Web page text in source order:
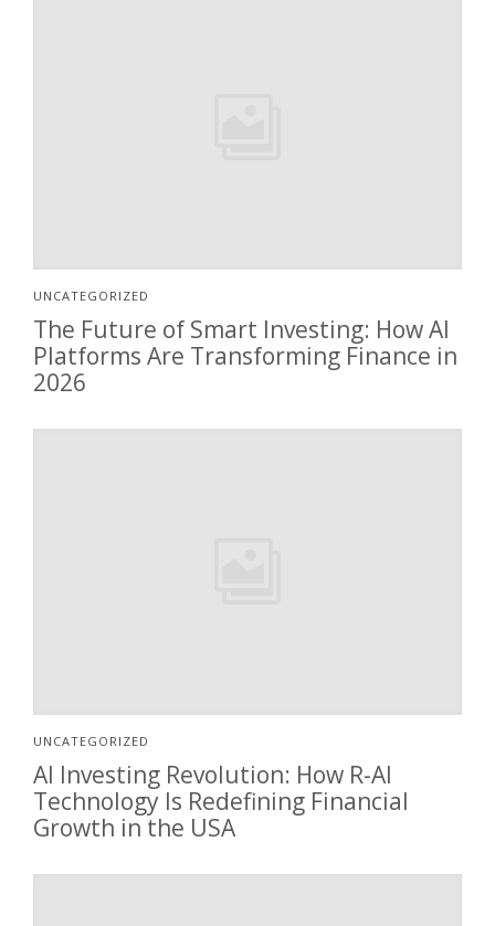
UNCATEGORIZED
The Future of Smart Investing: How AI
Platforms Are Transforming Finance in
2026
UNCATEGORIZED
AI Investing Revolution: How R-AI
Technology Is Redefining Financial
Growth in the USA